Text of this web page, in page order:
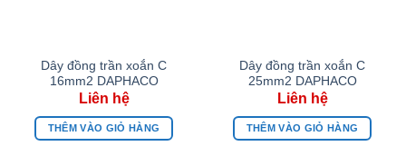
Dây đồng trần xoắn C
16mm2 DAPHACO
THÊM VÀO GIỎ HÀNG
Dây đồng trần xoắn C
25mm2 DAPHACO
THÊM VÀO GIỎ HÀNG